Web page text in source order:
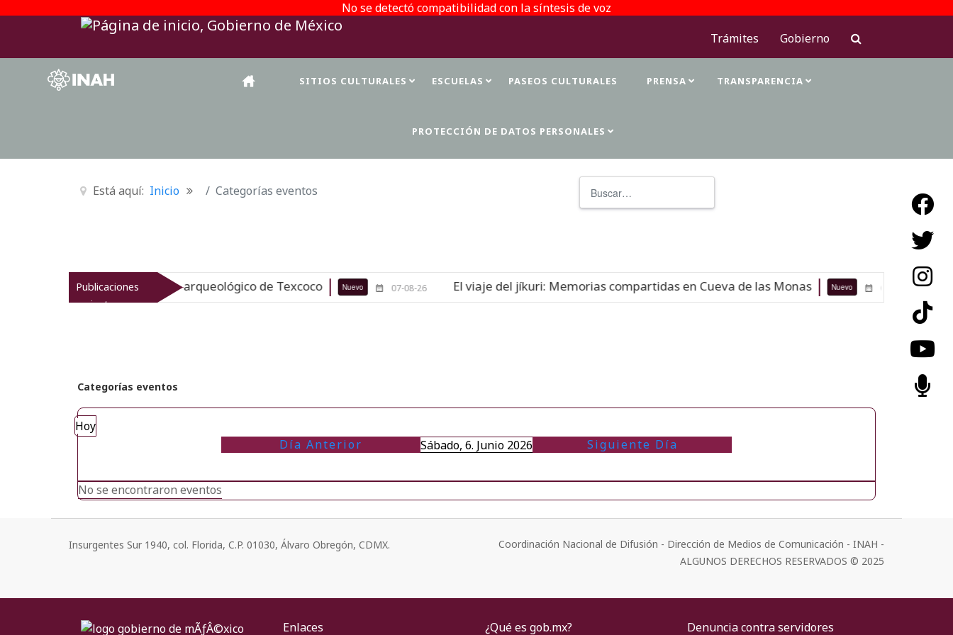
No se detectó compatibilidad con la síntesis de voz
Trámites
Gobierno
SITIOS CULTURALES ESCUELAS PASEOS CULTURALES PRENSA TRANSPARENCIA
PROTECCIÓN DE DATOS PERSONALES
Está aquí: Inicio Categorías eventos
Publicaciones
recientes
revitaliza el patrimonio arqueológico de Texcoco Nuevo 07-08-26 El viaje del jíkuri: Memorias compartidas en Cueva de las Monas Nuevo 07-08-26
Categorías eventos
Hoy
Día Anterior
Sábado, 6. Junio 2026 Siguiente Día
No se encontraron eventos
Insurgentes Sur 1940, col. Florida, C.P. 01030, Álvaro Obregón, CDMX.
Coordinación Nacional de Difusión - Dirección de Medios de Comunicación - INAH -
ALGUNOS DERECHOS RESERVADOS © 2025
Enlaces ¿Qué es gob.mx?
Denuncia contra servidores